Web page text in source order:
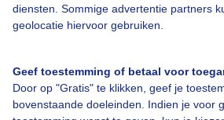
diensten. Sommige advertentie partners
geolocatie hiervoor gebruiken.
Geef toestemming of betaal voor
Door op "Gratis" te klikken, geef je
bovenstaande doeleinden. Indien je voor
Bedrijfsgegevens
Contact
Toegankelijkheid